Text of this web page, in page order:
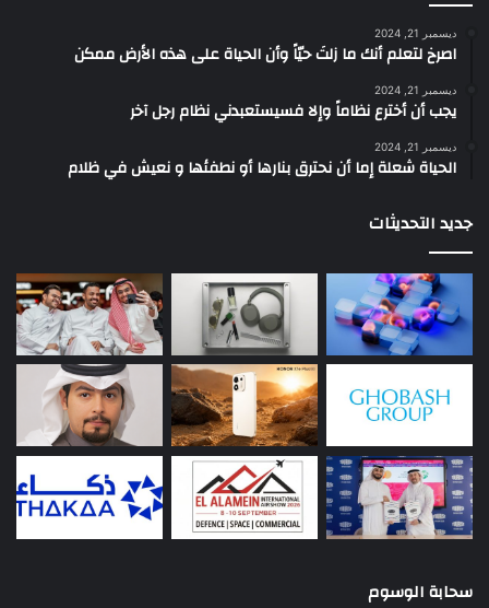
ديسمبر 21, 2024
‫اصرخ لتعلم أنك ما زلتَ حيّاً وأن الحياة على هذه الأرض ممكن
ديسمبر 21, 2024
يجب أن أخترع نظاماً وإلا فسيستعبدني نظام رجل آخر
ديسمبر 21, 2024
الحياة شعلة إما أن نحترق بنارها أو نطفئها و نعيش في ظلام
جديد التحديثات
سحابة الوسوم